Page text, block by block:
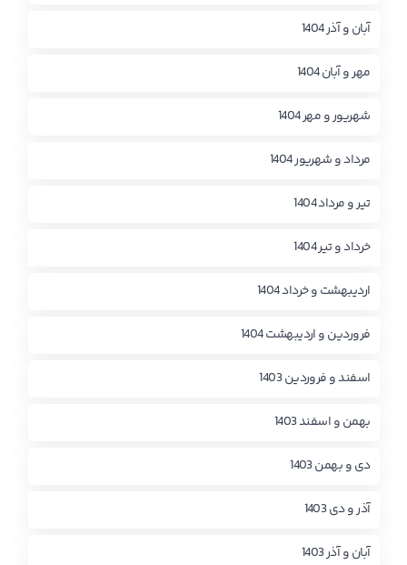
آبان و آذر 1404
مهر و آبان 1404
شهریور و مهر 1404
مرداد و شهریور 1404
تیر و مرداد 1404
خرداد و تیر 1404
اردیبهشت و خرداد 1404
فروردین و اردیبهشت 1404
اسفند و فروردین 1403
بهمن و اسفند 1403
دی و بهمن 1403
آذر و دی 1403
آبان و آذر 1403